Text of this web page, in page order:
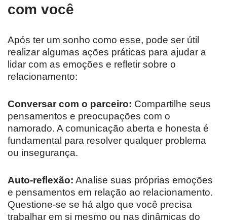
com você
Após ter um sonho como esse, pode ser útil
realizar algumas ações práticas para ajudar a
lidar com as emoções e refletir sobre o
relacionamento:
Conversar com o parceiro: Compartilhe seus
pensamentos e preocupações com o
namorado. A comunicação aberta e honesta é
fundamental para resolver qualquer problema
ou insegurança.
Auto-reflexão: Analise suas próprias emoções
e pensamentos em relação ao relacionamento.
Questione-se se há algo que você precisa
trabalhar em si mesmo ou nas dinâmicas do